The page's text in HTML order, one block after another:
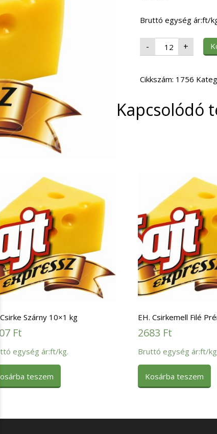
Bruttó egység ár:ft/
- EH.
Csirkemell
Filé
mennyiség
+
Cikkszám: 1756
Kapcsolódó
Csirke Szárny 10×1 kg
Ft
egység ár:ft/kg.
teszem
EH. Csirkemell Filé
2683 Ft
Bruttó egység ár:ft/
Kosárba teszem